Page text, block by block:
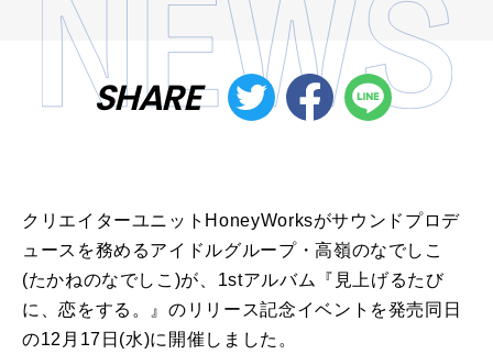
SHARE
クリエイターユニットHoneyWorksがサウンドプロデ
ュースを務めるアイドルグループ・高嶺のなでしこ
(たかねのなでしこ)が、1stアルバム『見上げるたび
に、恋をする。』のリリース記念イベントを発売同日
の12月17日(水)に開催しました。